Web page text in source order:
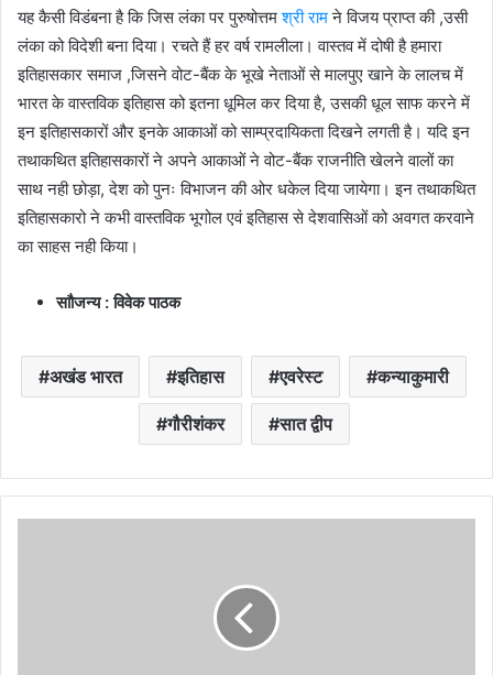
यह कैसी विडंबना है कि जिस लंका पर पुरुषोत्तमश्री रामने विजय प्राप्त की ,उसी
लंका को विदेशी बना दिया। रचते हैं हर वर्ष रामलीला। वास्तव में दोषी है हमारा
इतिहासकार समाज ,जिसने वोट-बैंक के भूखे नेताओं से मालपुए खाने के लालच में
भारत के वास्तविक इतिहास को इतना धूमिल कर दिया है, उसकी धूल साफ करने में
इन इतिहासकारों और इनके आकाओं को साम्प्रदायिकता दिखने लगती है। यदि इन
तथाकथित इतिहासकारों ने अपने आकाओं ने वोट-बैंक राजनीति खेलने वालों का
साथ नही छोड़ा, देश को पुनः विभाजन की ओर धकेल दिया जायेगा। इन तथाकथित
इतिहासकारो ने कभी वास्तविक भूगोल एवं इतिहास से देशवासिओं को अवगत करवाने
का साहस नही किया।
साौजन्य : विवेक पाठक
अखंड भारत इतिहास एवरेस्ट कन्याकुमारी
गौरीशंकर सात द्वीप